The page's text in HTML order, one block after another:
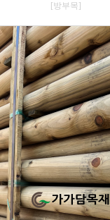
[방부목]